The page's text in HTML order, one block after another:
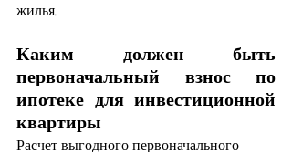
жилья.
Каким должен быть
первоначальный взнос по
ипотеке для инвестиционной
квартиры
Расчет выгодного первоначального